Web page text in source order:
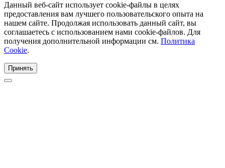
Данный веб-сайт использует cookie-файлы в целях
предоставления вам лучшего пользовательского опыта на
нашем сайте. Продолжая использовать данный сайт, вы
соглашаетесь с использованием нами cookie-файлов. Для
получения дополнительной информации см. Политика
Cookie.
Принять